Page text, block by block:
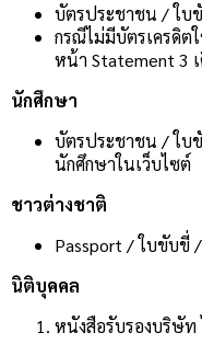
บัตรประชาชน / ใบ
กรณีไม่มีบัตรเครดิต
หน้า Statement 3
นักศึกษา
บัตรประชาชน / ใบ
นักศึกษาในเว็บไซต์
ชาวต่างชาติ
Passport / ใบขับขี่
นิติบุคคล
หนังสือรับรองบริษัท